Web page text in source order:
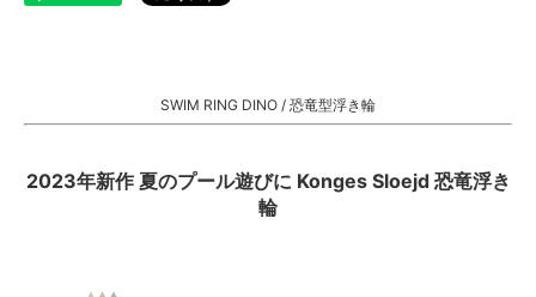
SWIM RING DINO / 恐竜型浮き輪
2023年新作 夏のプール遊びに Konges Sloejd 恐竜浮き
輪